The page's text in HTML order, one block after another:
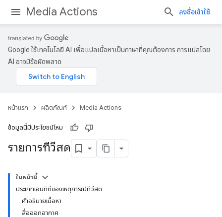
Media Actions ลงชื่อเข้าใช้
Google ใช้เทคโนโลยี AI เพื่อแปลเนื้อหาเป็นภาษาที่คุณต้องการ การแปลโดย
AI อาจมีข้อผิดพลาด
หน้าแรก ผลิตภัณฑ์ Media Actions
ข้อมูลนี้มีประโยชน์ไหม
รายการทีวีสด
ในหน้านี้
ประเภทเอนทิตีของเหตุการณ์ทีวีสด
คำอธิบายเนื้อหา
สื่อออกอากาศ